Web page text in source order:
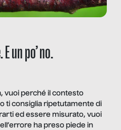
un po’ no.
vuoi perché il contesto
ti consiglia ripetutamente di
ed essere misurato, vuoi
ha preso piede in